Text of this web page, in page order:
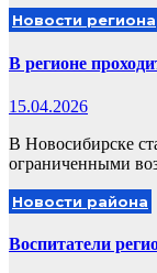
Новости региона
В регионе
15.04.2026
В Новосибирске
ограниченными
Новости района
Воспитатели